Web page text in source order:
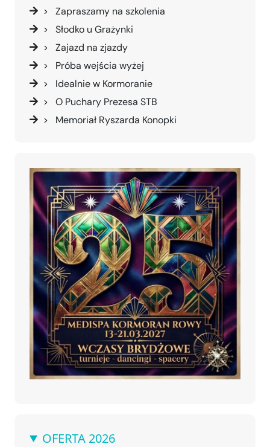
Zapraszamy na szkolenia
Słodko u Grażynki
Zajazd na zjazdy
Próba wejścia wyżej
Idealnie w Kormoranie
O Puchary Prezesa STB
Memoriał Ryszarda Konopki
OFERTA 2026